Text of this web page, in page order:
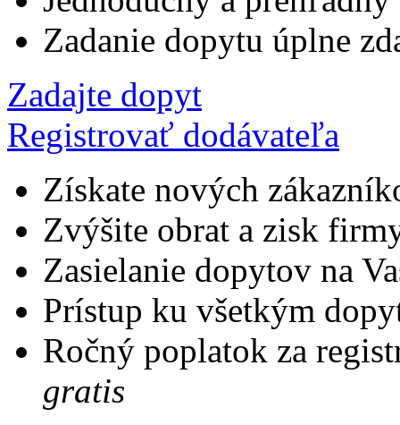
Zadanie dopytu úplne
Zadajte dopyt
Registrovať dodávateľa
Získate nových
Zvýšite obrat a zisk
Zasielanie dopytov na
Prístup ku všetkým
Ročný poplatok za
gratis